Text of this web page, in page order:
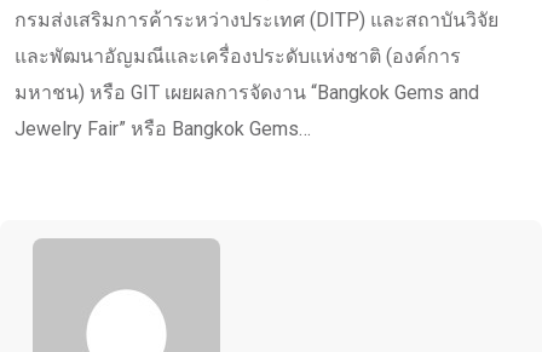
กรมส่งเสริมการค้าระหว่างประเทศ (DITP) และสถาบันวิจัย
และพัฒนาอัญมณีและเครื่องประดับแห่งชาติ (องค์การ
มหาชน) หรือ GIT เผยผลการจัดงาน “Bangkok Gems and
Jewelry Fair” หรือ Bangkok Gems…